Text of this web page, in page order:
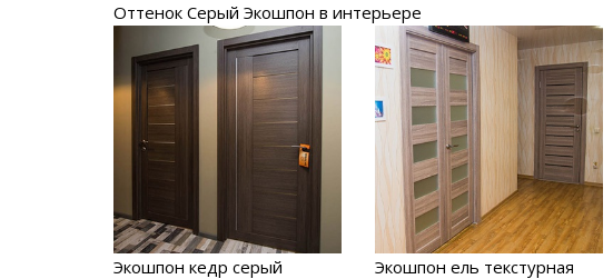
Оттенок Серый Экошпон в интерьере
Экошпон кедр серый
Экошпон ель текстурная